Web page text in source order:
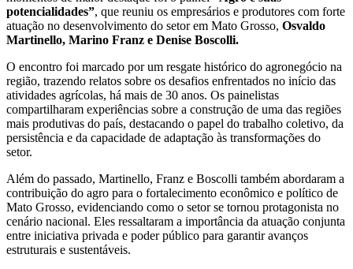
potencialidades”, que reuniu os empresários e produtores com forte
atuação no desenvolvimento do setor em Mato Grosso, Osvaldo
Martinello, Marino Franz e Denise Boscolli.
O encontro foi marcado por um resgate histórico do agronegócio na
região, trazendo relatos sobre os desafios enfrentados no início das
atividades agrícolas, há mais de 30 anos. Os painelistas
compartilharam experiências sobre a construção de uma das regiões
mais produtivas do país, destacando o papel do trabalho coletivo, da
persistência e da capacidade de adaptação às transformações do
setor.
Além do passado, Martinello, Franz e Boscolli também abordaram a
contribuição do agro para o fortalecimento econômico e político de
Mato Grosso, evidenciando como o setor se tornou protagonista no
cenário nacional. Eles ressaltaram a importância da atuação conjunta
entre iniciativa privada e poder público para garantir avanços
estruturais e sustentáveis.